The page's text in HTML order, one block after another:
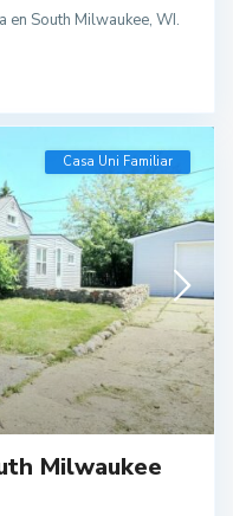
en South Milwaukee, WI.
Casa Uni Familiar
Milwaukee